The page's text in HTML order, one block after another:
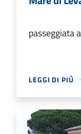
passeggiata
LEGGI DI PIÙ